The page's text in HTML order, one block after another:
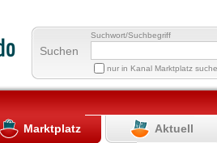
Suchen
Suchwort/Suchbegriff
nur in Kanal Marktplatz
Marktplatz Aktuell